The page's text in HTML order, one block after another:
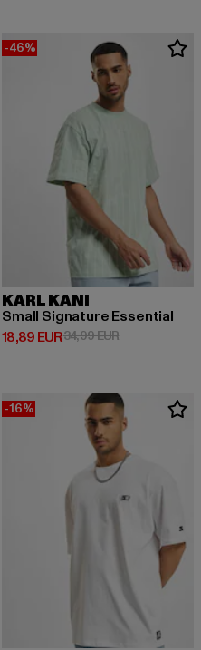
EUR
-46%
KARL KANI
Small Signature Essential
18,89 EUR
Derzeitiger Preis: 18,89 EUR
34,99 EURAktionspreis:
-16%